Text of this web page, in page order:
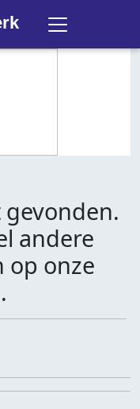
andere
op onze